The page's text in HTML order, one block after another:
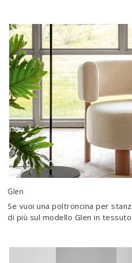
Glen
Se vuoi una poltroncina per
di più sul modello Glen in